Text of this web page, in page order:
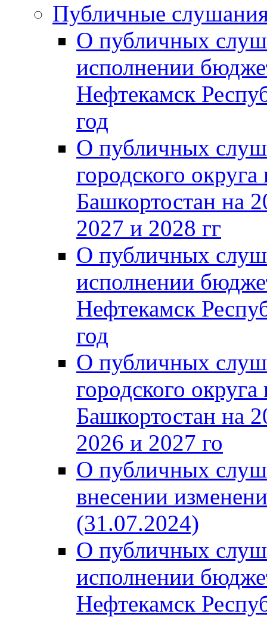
Публичные
О публичных
исполнении
Нефтекамск
год
О публичных
городского
Башкортостан на
2027 и 2028 гг
О публичных
исполнении
Нефтекамск
год
О публичных
городского
Башкортостан на
2026 и 2027 го
О публичных
внесении
(31.07.2024)
О публичных
исполнении
Нефтекамск